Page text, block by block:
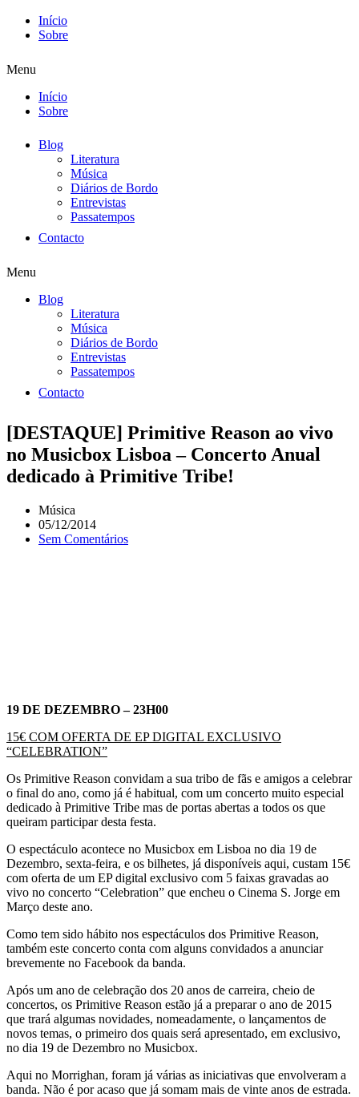
Início
Sobre
Menu
Início
Sobre
Blog
Literatura
Música
Diários de Bordo
Entrevistas
Passatempos
Contacto
Menu
Blog
Literatura
Música
Diários de Bordo
Entrevistas
Passatempos
Contacto
[DESTAQUE] Primitive Reason ao vivo
no Musicbox Lisboa – Concerto Anual
dedicado à Primitive Tribe!
Música
05/12/2014
Sem Comentários
​19 DE DEZEMBRO – 23H00
15€ COM OFERTA DE EP DIGITAL EXCLUSIVO
“CELEBRATION”
Os Primitive Reason convidam a sua tribo de fãs e amigos a celebrar
o final do ano, como já é habitual, com um concerto muito especial
dedicado à Primitive Tribe mas de portas abertas a todos os que
queiram participar desta festa.
O espectáculo acontece no Musicbox em Lisboa no dia 19 de
Dezembro, sexta-feira, e os bilhetes, já disponíveis aqui, custam 15€
com oferta de um EP digital exclusivo com 5 faixas gravadas ao
vivo no concerto “Celebration” que encheu o Cinema S. Jorge em
Março deste ano.
​Como tem sido hábito nos espectáculos dos Primitive Reason,
também este concerto conta com alguns convidados a anunciar
brevemente no Facebook da banda.​
​Após um ano de celebração dos 20 anos de carreira, cheio de
concertos, os Primitive Reason estão já a preparar o ano de 2015
que trará algumas novidades, nomeadamente, o lançamentos de
novos temas, o primeiro dos quais será apresentado, em exclusivo,
no dia 19 de Dezembro no Musicbox.
Aqui no Morrighan, foram já várias as iniciativas que envolveram a
banda. Não é por acaso que já somam mais de vinte anos de estrada.